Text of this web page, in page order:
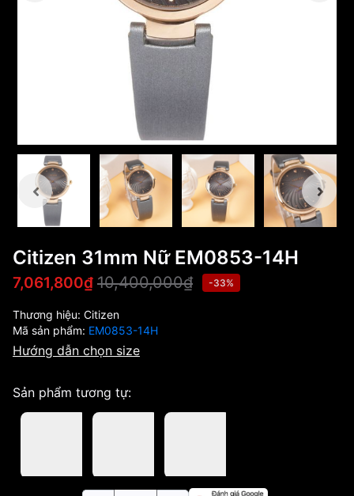
Citizen 31mm Nữ EM0853-14H
7,061,800₫ 10,400,000₫ -33%
Thương hiệu: Citizen
Mã sản phẩm: EM0853-14H
Hướng dẫn chọn size
Sản phẩm tương tự: